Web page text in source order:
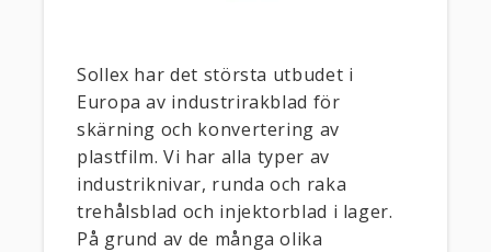
Sollex har det största utbudet i
Europa av industrirakblad för
skärning och konvertering av
plastfilm. Vi har alla typer av
industriknivar, runda och raka
trehålsblad och injektorblad i lager.
På grund av de många olika